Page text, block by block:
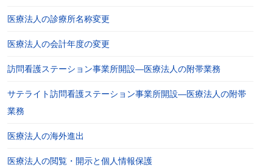
医療法人の診療所名称変更
医療法人の会計年度の変更
訪問看護ステーション事業所開設―医療法人の附帯業務
サテライト訪問看護ステーション事業所開設―医療法人の附帯
業務
医療法人の海外進出
医療法人の閲覧・開示と個人情報保護